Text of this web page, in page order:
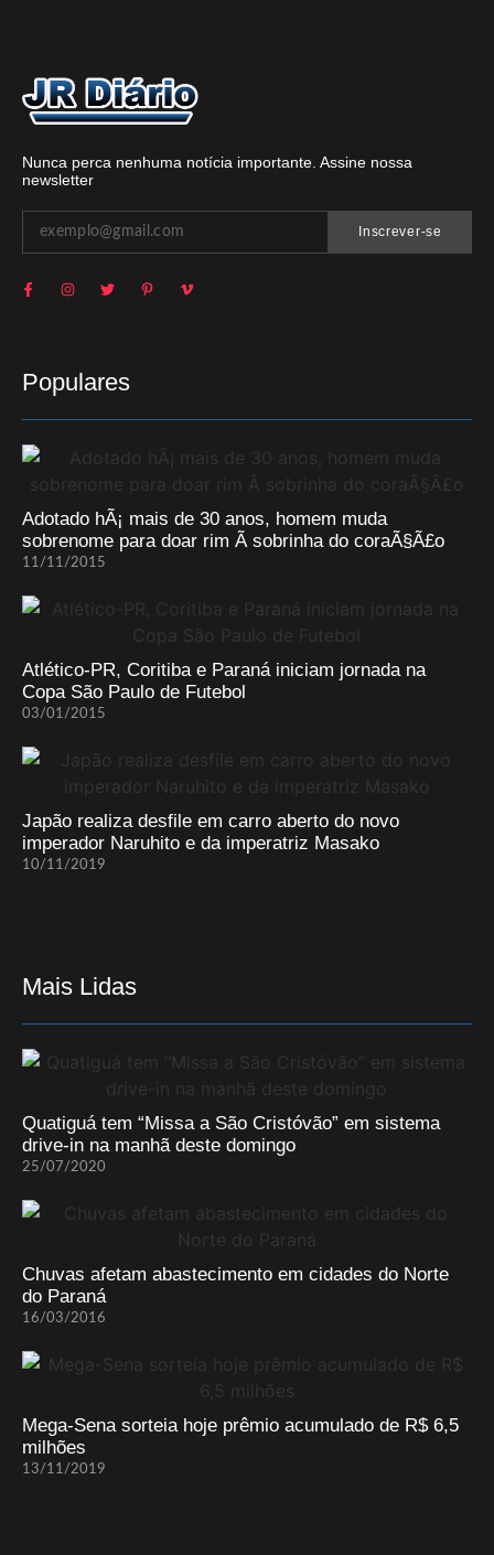
Nunca perca nenhuma notícia importante. Assine nossa
newsletter
Inscrever-se
Populares
Adotado hÃ¡ mais de 30 anos, homem muda
sobrenome para doar rim Ã sobrinha do coraÃ§Ã£o
11/11/2015
Atlético-PR, Coritiba e Paraná iniciam jornada na
Copa São Paulo de Futebol
03/01/2015
Japão realiza desfile em carro aberto do novo
imperador Naruhito e da imperatriz Masako
10/11/2019
Mais Lidas
Quatiguá tem “Missa a São Cristóvão” em sistema
drive-in na manhã deste domingo
25/07/2020
Chuvas afetam abastecimento em cidades do Norte
do Paraná
16/03/2016
Mega-Sena sorteia hoje prêmio acumulado de R$ 6,5
milhões
13/11/2019